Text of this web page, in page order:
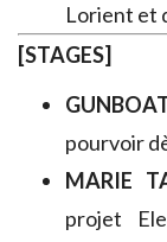
Lorient et
[STAGES]
pourvoir
MARIE
projet